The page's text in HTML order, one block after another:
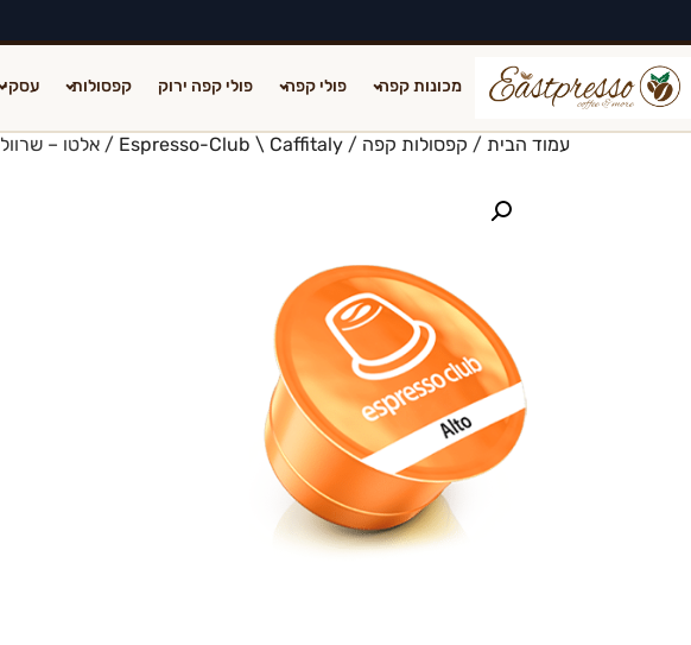
מכונות קפה פולי קפה פולי קפה ירוק קפסולות עסקי
עמוד הבית / קפסולות קפה /
Espresso-Club \ Caffitaly / אלטו – שרוול 10 קפ' – אספרסו קלאב (Alto)